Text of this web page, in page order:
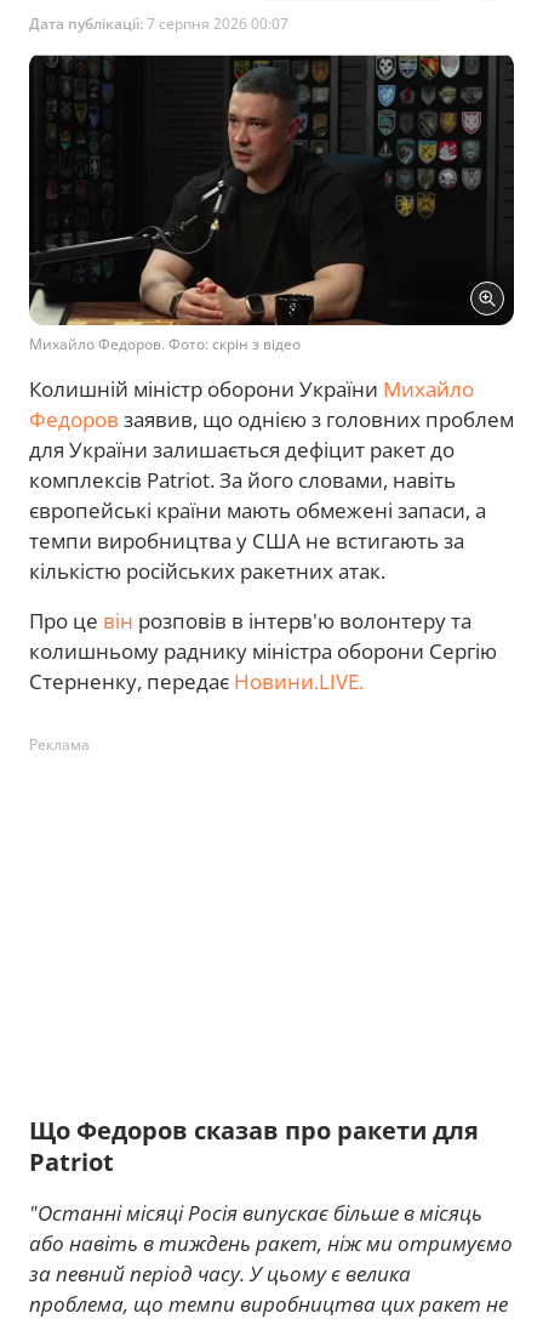
Дата публікації:7 серпня 2026 00:07
Михайло Федоров. Фото: скрін з відео
Колишній міністр оборони України Михайло
Федоров заявив, що однією з головних проблем
для України залишається дефіцит ракет до
комплексів Patriot. За його словами, навіть
європейські країни мають обмежені запаси, а
темпи виробництва у США не встигають за
кількістю російських ракетних атак.
Про це він розповів в інтерв'ю волонтеру та
колишньому раднику міністра оборони Сергію
Стерненку, передає Новини.LIVE.
Реклама
Що Федоров сказав про ракети для
Patriot
"Останні місяці Росія випускає більше в місяць
або навіть в тиждень ракет, ніж ми отримуємо
за певний період часу. У цьому є велика
проблема, що темпи виробництва цих ракет не